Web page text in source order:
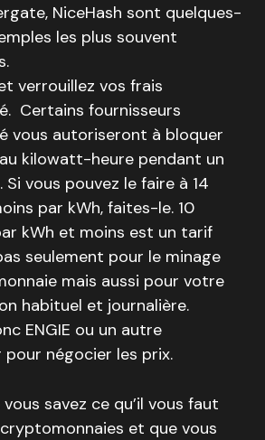
NiceHash sont quelques-
les plus souvent
verrouillez vos frais
Certains fournisseurs
vous autoriseront à bloquer
kilowatt-heure pendant un
Si vous pouvez le faire à 14
par kWh, faites-le. 10
kWh et moins est un tarif
seulement pour le minage
mais aussi pour votre
habituel et journalière.
ENGIE ou un autre
pour négocier les prix.
savez ce qu’il vous faut
et que vous